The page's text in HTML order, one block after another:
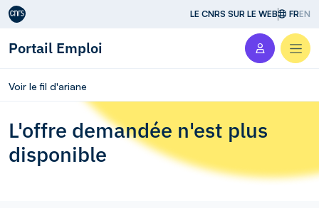
Aller au contenu LE CNRS SUR LE WEB FREN
Portail Emploi
Voir le fil d'ariane
L'offre demandée n'est plus
disponible